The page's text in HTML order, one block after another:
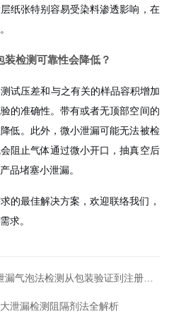
纸张特别容易受染料渗透影响，在
检测可靠性会降低？
试压差和与之有关的样品容积增加
的准确性。带有或者无顶部空间的
低。此外，微小泄漏可能无法被检
阻止气体通过微小开口，抽真空后
品堵塞小泄漏。
的最佳解决方案，欢迎联络我们，
求。
法检测从包装验证到注册申报全流程合规
泄漏检测阻隔剂法全解析